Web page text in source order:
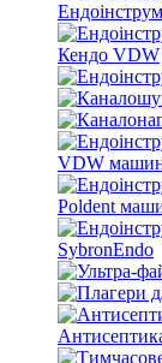
Кендо VDW
VDW
Poldent
SybronEndo